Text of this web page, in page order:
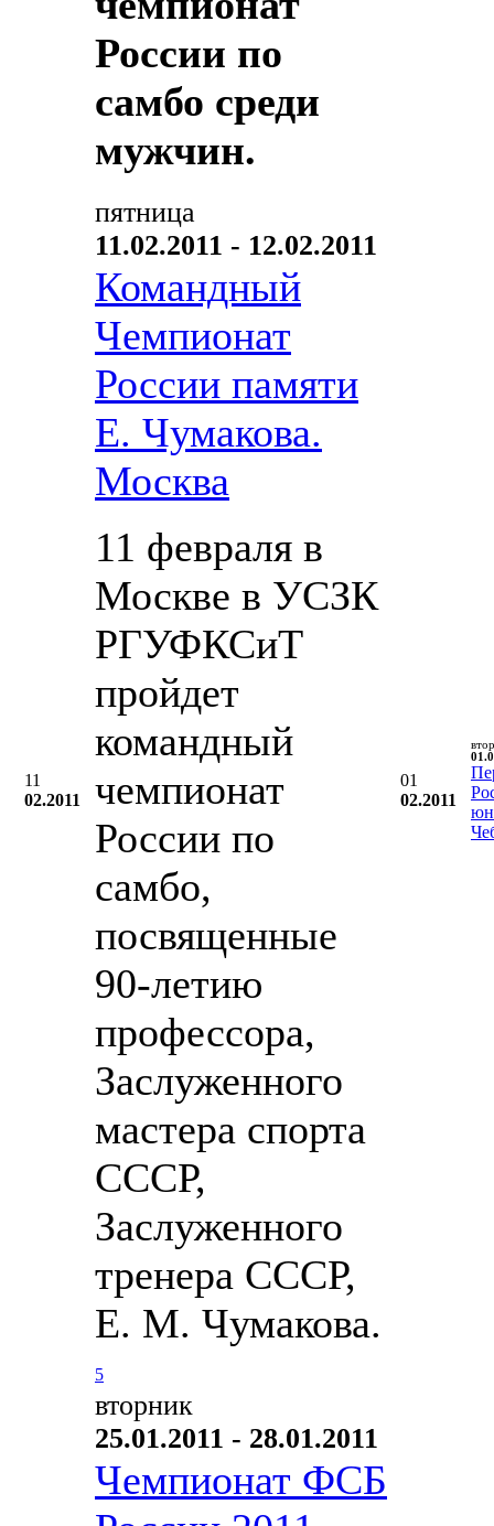
России по
самбо среди
мужчин.
11
02.2011
пятница
11.02.2011 - 12.02.2011
Командный
Чемпионат
России памяти
Е. Чумакова.
Москва
11 февраля в
Москве в УСЗК
РГУФКСиТ
пройдет
командный
чемпионат
России по
самбо,
посвященные
90-летию
профессора,
Заслуженного
мастера спорта
СССР,
Заслуженного
тренера СССР,
Е. М. Чумакова.
5
01
02.2011
вторник
25.01.2011 - 28.01.2011
Чемпионат ФСБ